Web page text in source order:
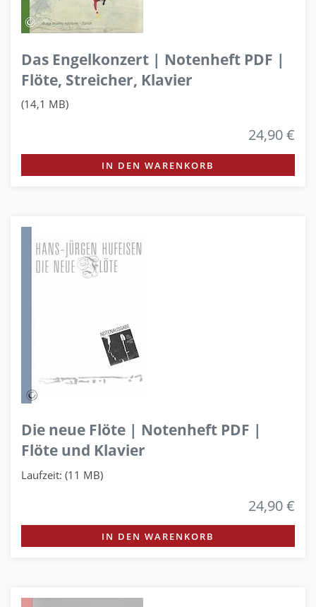
Das Engelkonzert | Notenheft PDF |
Flöte, Streicher, Klavier
(14,1 MB)
24,90 €
IN DEN WARENKORB
Die neue Flöte | Notenheft PDF |
Flöte und Klavier
Laufzeit: (11 MB)
24,90 €
IN DEN WARENKORB